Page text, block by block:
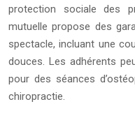
protection sociale des
mutuelle propose des
spectacle, incluant une
douces. Les adhérents
pour des séances
chiropractie.